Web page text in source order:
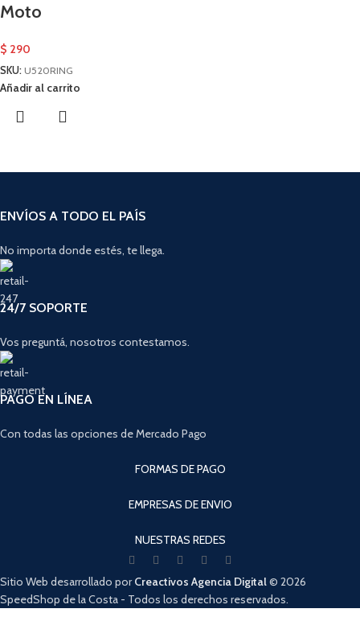
Moto
$ 290
SKU: U520RING
Añadir al carrito
ENVÍOS A TODO EL PAÍS
No importa donde estés, te llega.
24/7 SOPORTE
Vos preguntá, nosotros contestamos.
PAGO EN LÍNEA
Con todas las opciones de Mercado Pago
FORMAS DE PAGO
EMPRESAS DE ENVIO
NUESTRAS REDES
Sitio Web desarrollado porCreactivos Agencia Digital© 2026
SpeedShop de la Costa - Todos los derechos reservados.